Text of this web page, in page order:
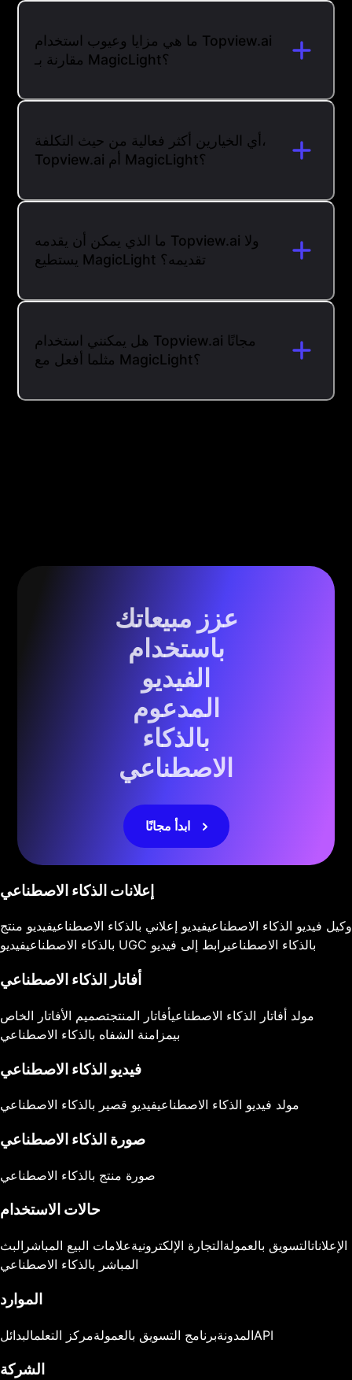
ما هي مزايا وعيوب استخدام Topview.ai
مقارنة بـ MagicLight؟
أي الخيارين أكثر فعالية من حيث التكلفة،
Topview.ai أم MagicLight؟
ما الذي يمكن أن يقدمه Topview.ai ولا
يستطيع MagicLight تقديمه؟
هل يمكنني استخدام Topview.ai مجانًا
مثلما أفعل مع MagicLight؟
عزز مبيعاتك
باستخدام
الفيديو
المدعوم
بالذكاء
الاصطناعي
ابدأ مجانًا
إعلانات الذكاء الاصطناعي
وكيل فيديو الذكاء الاصطناعيفيديو إعلاني بالذكاء الاصطناعيفيديو منتج
بالذكاء الاصطناعي
فيديو UGC بالذكاء الاصطناعيرابط إلى فيديو
أفاتار الذكاء الاصطناعي
مولد أفاتار الذكاء الاصطناعيأفاتار المنتجتصميم الأفاتار الخاص
بيمزامنة الشفاه بالذكاء الاصطناعي
فيديو الذكاء الاصطناعي
مولد فيديو الذكاء الاصطناعيفيديو قصير بالذكاء الاصطناعي
صورة الذكاء الاصطناعي
صورة منتج بالذكاء الاصطناعي
حالات الاستخدام
الإعلاناتالتسويق بالعمولةالتجارة الإلكترونيةعلامات البيع المباشر البث
المباشر بالذكاء الاصطناعي
الموارد
المدونةبرنامج التسويق بالعمولةمركز التعلمالبدائل API
الشركة